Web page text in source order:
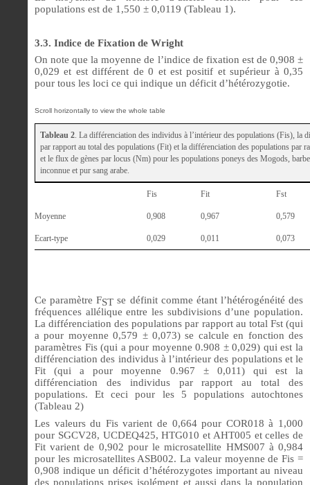
populations est de 1,550 ± 0,0119 (Tableau 1).
3.3. Indice de Fixation de Wright
On note que la moyenne de l’indice de fixation est de 0,908 ±
0,029 et est différent de 0 et est positif et supérieur à 0,35
pour tous les loci ce qui indique un déficit d’hétérozygotie.
Tableau 2. La différenciation des individus à l’intérieur des populations (Fis), la
par rapport au total des populations (Fit) et la différenciation des populations par
et le flux de gènes par locus (Nm) pour les populations poneys des Mogods,
inconnue et pur sang arabe.
Fis Fit Fst
Moyenne 0,908 0,967 0,579
Ecart-type 0,029 0,011 0,073
Ce paramètre FST se définit comme étant l’hétérogénéité des
fréquences allélique entre les subdivisions d’une population.
La différenciation des populations par rapport au total Fst (qui
a pour moyenne 0,579 ± 0,073) se calcule en fonction des
paramètres Fis (qui a pour moyenne 0.908 ± 0,029) qui est la
différenciation des individus à l’intérieur des populations et le
Fit (qui a pour moyenne 0.967 ± 0,011) qui est la
différenciation des individus par rapport au total des
populations. Et ceci pour les 5 populations autochtones
(Tableau 2)
Les valeurs du Fis varient de 0,664 pour COR018 à 1,000
pour SGCV28, UCDEQ425, HTG010 et AHT005 et celles de
Fit varient de 0,902 pour le microsatellite HMS007 à 0,984
pour les microsatellites ASB002. La valeur moyenne de Fis =
0,908 indique un déficit d’hétérozygotes important au niveau
des populations prises isolément et aussi dans la population